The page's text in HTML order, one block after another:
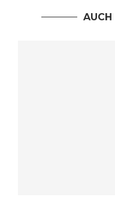
AUCH